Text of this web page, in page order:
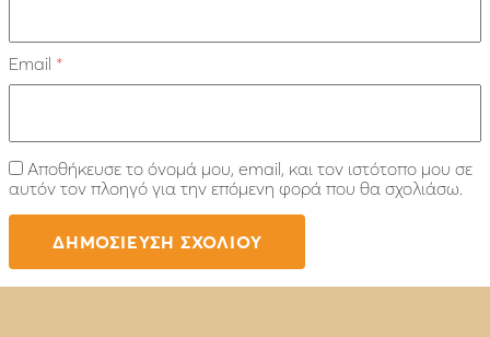
Email *
Αποθήκευσε το όνομά μου, email, και τον ιστότοπο μου σε
αυτόν τον πλοηγό για την επόμενη φορά που θα σχολιάσω.